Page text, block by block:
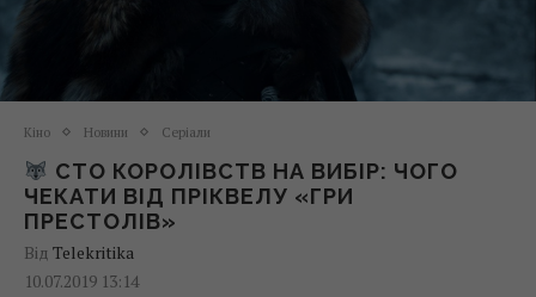
Кіно Новини Серіали
СТО КОРОЛІВСТВ НА ВИБІР: ЧОГО
ЧЕКАТИ ВІД ПРІКВЕЛУ «ГРИ
ПРЕСТОЛІВ»
Від Telekritika
10.07.2019 13:14